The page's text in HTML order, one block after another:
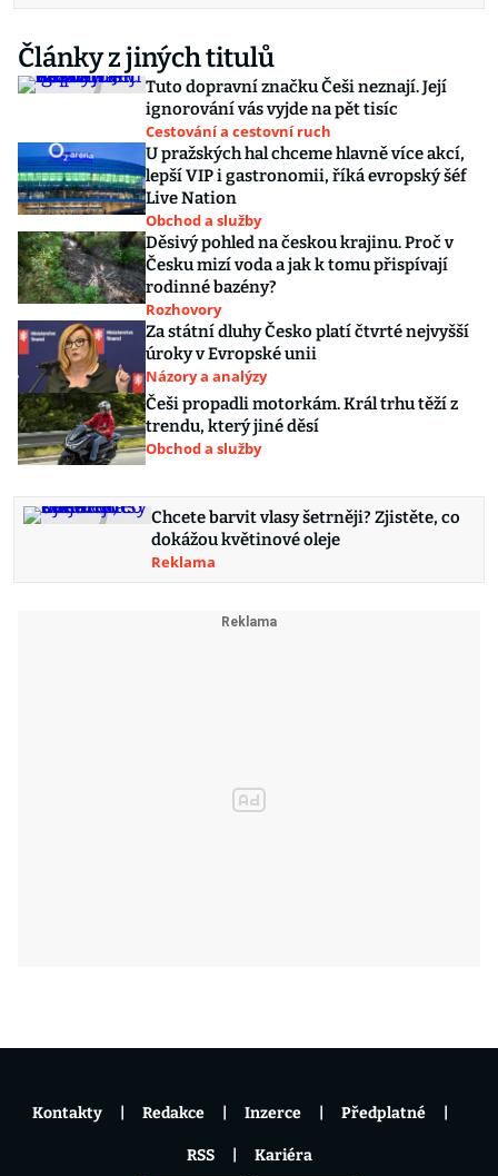
Články z jiných titulů
Tuto dopravní značku Češi neznají. Její
ignorování vás vyjde na pět tisíc
Cestování a cestovní ruch
U pražských hal chceme hlavně více akcí,
lepší VIP i gastronomii, říká evropský šéf
Live Nation
Obchod a služby
Děsivý pohled na českou krajinu. Proč v
Česku mizí voda a jak k tomu přispívají
rodinné bazény?
Rozhovory
Za státní dluhy Česko platí čtvrté nejvyšší
úroky v Evropské unii
Názory a analýzy
Češi propadli motorkám. Král trhu těží z
trendu, který jiné děsí
Obchod a služby
Chcete barvit vlasy šetrněji? Zjistěte, co
dokážou květinové oleje
Reklama
Kontakty Redakce Inzerce Předplatné
RSS Kariéra